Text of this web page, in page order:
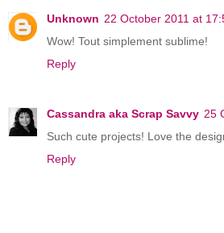
Unknown 22 October 2011 at
Wow! Tout simplement sublime!
Reply
Cassandra aka Scrap Savvy 25
Such cute projects! Love the
Reply